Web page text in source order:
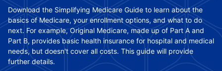
Download the Simplifying Medicare Guide to learn about the
basics of Medicare, your enrollment options, and what to do
next. For example, Original Medicare, made up of Part A and
Part B, provides basic health insurance for hospital and medical
needs, but doesn't cover all costs. This guide will provide
further details.